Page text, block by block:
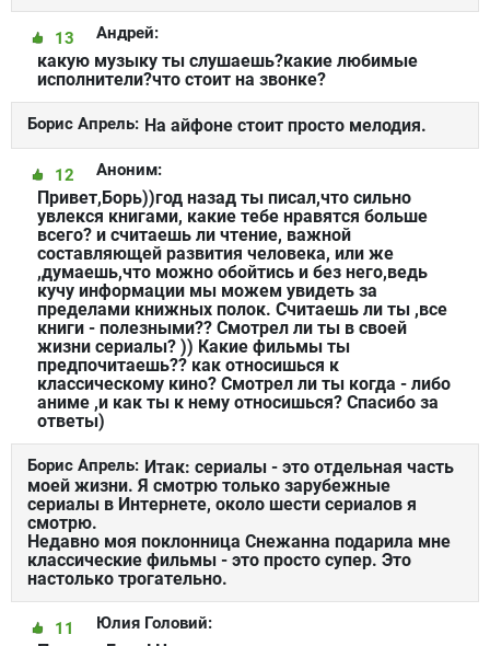
Андрей:
13
какую музыку ты слушаешь?какие любимые
исполнители?что стоит на звонке?
Борис Апрель: На айфоне стоит просто мелодия.
Аноним:
12
Привет,Борь))год назад ты писал,что сильно
увлекся книгами, какие тебе нравятся больше
всего? и считаешь ли чтение, важной
составляющей развития человека, или же
,думаешь,что можно обойтись и без него,ведь
кучу информации мы можем увидеть за
пределами книжных полок. Считаешь ли ты ,все
книги - полезными?? Смотрел ли ты в своей
жизни сериалы? )) Какие фильмы ты
предпочитаешь?? как относишься к
классическому кино? Смотрел ли ты когда - либо
аниме ,и как ты к нему относишься? Спасибо за
ответы)
Борис Апрель: Итак: сериалы - это отдельная часть
моей жизни. Я смотрю только зарубежные
сериалы в Интернете, около шести сериалов я
смотрю.
Недавно моя поклонница Снежанна подарила мне
классические фильмы - это просто супер. Это
настолько трогательно.
Юлия Головий:
11